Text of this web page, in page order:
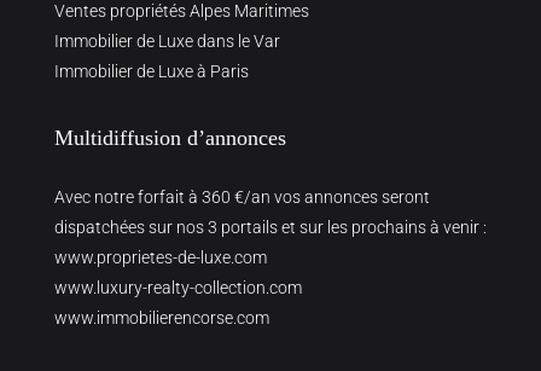
Ventes propriétés Alpes Maritimes
Immobilier de Luxe dans le Var
Immobilier de Luxe à Paris
Multidiffusion d’annonces
Avec notre forfait à 360 €/an vos annonces seront
dispatchées sur nos 3 portails et sur les prochains à venir :
www.proprietes-de-luxe.com
www.luxury-realty-collection.com
www.immobilierencorse.com